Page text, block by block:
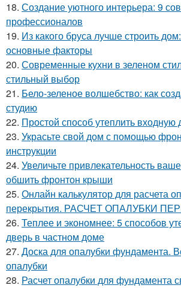
18. Создание уютного интерьера: 9
профессионалов
19. Из какого бруса лучше строить
основные факторы
20. Современные кухни в зеленом
стильный выбор
21. Бело-зеленое волшебство: как
студию
22. Простой способ утеплить входную
23. Украсьте свой дом с помощью
инструкции
24. Увеличьте привлекательность
обшить фронтон крыши
25. Онлайн калькулятор для расчета
перекрытия. РАСЧЕТ ОПАЛУБКИ
26. Теплее и экономнее: 5 способов
дверь в частном доме
27. Доска для опалубки фундамента.
опалубки
28. Расчет опалубки для фундамента